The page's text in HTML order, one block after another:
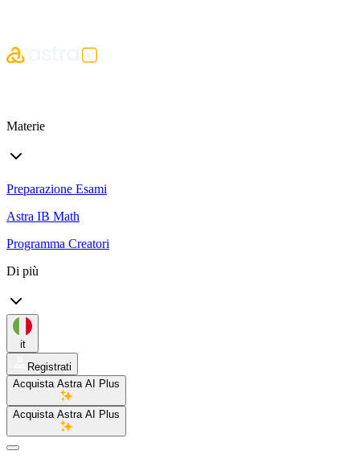
Materie
Preparazione Esami
Astra IB Math
Programma Creatori
Di più
it
Registrati
Acquista Astra AI Plus
Acquista Astra AI Plus